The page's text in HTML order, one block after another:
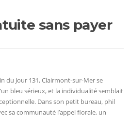
sans payer
du Jour 131, Clairmont-sur-Mer se
bleu sérieux, et la individualité semblait
Dans son petit bureau, phil
sa communauté l’appel florale, un